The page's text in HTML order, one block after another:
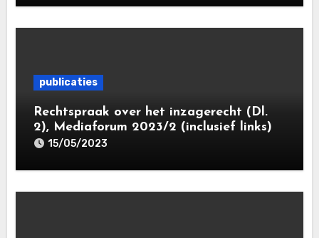
publicaties
Rechtspraak over het inzagerecht (Dl.
2), Mediaforum 2023/2 (inclusief links)
15/05/2023